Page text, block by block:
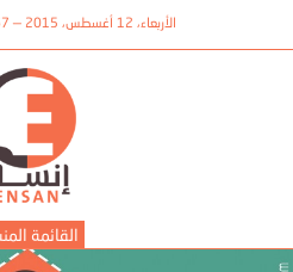
الأربعاء، 12 أغسطس، 2015 — 20267 20263 20261
القائمة